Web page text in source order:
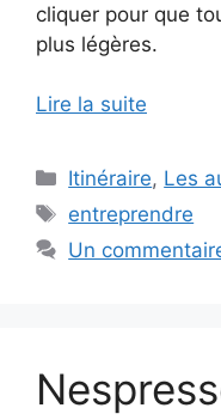
cliquer pour que
plus légères.
Lire la suite
Catégories
Itinéraire, Les
Étiquettes
entreprendre
Un